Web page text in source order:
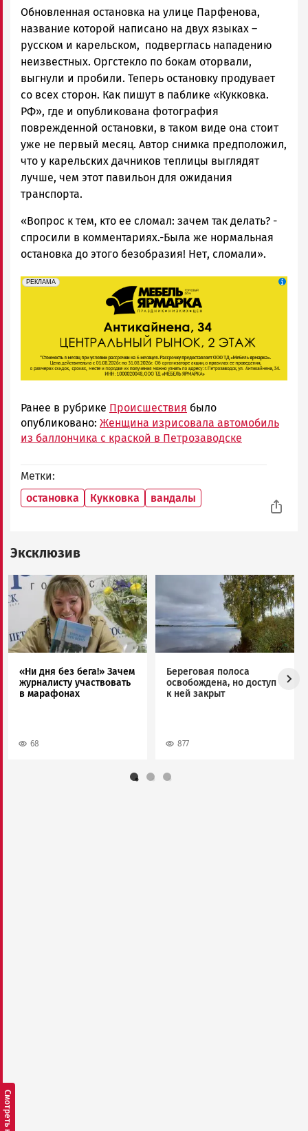
Обновленная остановка на улице Парфенова,
название которой написано на двух языках –
русском и карельском, подверглась нападению
неизвестных. Оргстекло по бокам оторвали,
выгнули и пробили. Теперь остановку продувает
со всех сторон. Как пишут в паблике «Кукковка.
РФ», где и опубликована фотография
поврежденной остановки, в таком виде она стоит
уже не первый месяц. Автор снимка предположил,
что у карельских дачников теплицы выглядят
лучше, чем этот павильон для ожидания
транспорта.
«Вопрос к тем, кто ее сломал: зачем так делать? -
спросили в комментариях.-Была же нормальная
остановка до этого безобразия! Нет, сломали».
erid: 2SDnjeFymr3
РЕКЛАМА
Реклама
Ранее в рубрике Происшествия было
опубликовано: Женщина изрисовала автомобиль
из баллончика с краской в Петрозаводске
Метки
остановка
Кукковка вандалы
Эксклюзив
Image
«Ни дня без бега!» Зачем
журналисту участвовать
в марафонах
68
Береговая полоса
освобождена, но доступ
к ней закрыт
877